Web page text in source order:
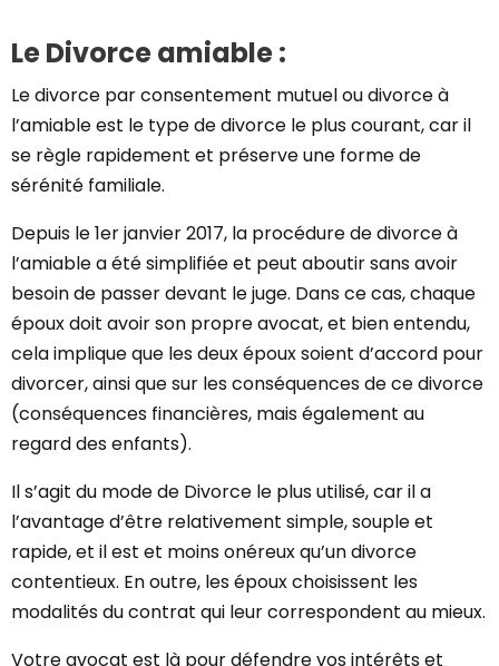
Le Divorce amiable :
Le divorce par consentement mutuel ou divorce à
l’amiable est le type de divorce le plus courant, car il
se règle rapidement et préserve une forme de
sérénité familiale.
Depuis le 1er janvier 2017, la procédure de divorce à
l’amiable a été simplifiée et peut aboutir sans avoir
besoin de passer devant le juge. Dans ce cas, chaque
époux doit avoir son propre avocat, et bien entendu,
cela implique que les deux époux soient d’accord pour
divorcer, ainsi que sur les conséquences de ce divorce
(conséquences financières, mais également au
regard des enfants).
Il s’agit du mode de Divorce le plus utilisé, car il a
l’avantage d’être relativement simple, souple et
rapide, et il est et moins onéreux qu’un divorce
contentieux. En outre, les époux choisissent les
modalités du contrat qui leur correspondent au mieux.
Votre avocat est là pour défendre vos intérêts et